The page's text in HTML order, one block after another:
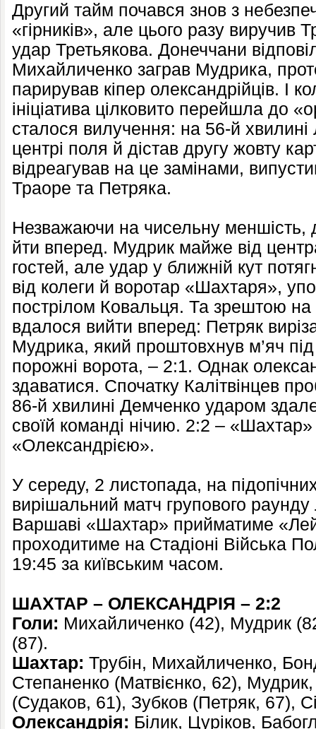
Другий тайм почався знов з
«гірників», але цього разу виручив
удар Третьякова. Донеччани
Михайличенко заграв Мудрика,
парирував кіпер олександрійців. І
ініціатива цілковито перейшла до
сталося вилучення: на 56-й
центрі поля й дістав другу жовту
відреагував на це замінами,
Траоре та Петряка.
Незважаючи на чисельну меншість,
йти вперед. Мудрик майже від
гостей, але удар у ближній кут
від колеги й воротар «Шахтаря»,
пострілом Ковальця. Та зрештою
вдалося вийти вперед: Петряк
Мудрика, який проштовхнув м’яч
порожні ворота, – 2:1. Однак
здаватися. Спочатку Калітвінцев
86-й хвилині Демченко ударом
своїй команді нічию. 2:2 – «Шахтар»
«Олександрією».
У середу, 2 листопада, на
вирішальний матч групового раунду
Варшаві «Шахтар» прийматиме
проходитиме на Стадіоні Війська
19:45 за київським часом.
ШАХТАР – ОЛЕКСАНДРІЯ – 2:2
Голи: Михайличенко (42), Мудрик
(87).
Шахтар: Трубін, Михайличенко,
Степаненко (Матвієнко, 62),
(Судаков, 61), Зубков (Петряк, 67),
Олександрія: Білик, Цуріков,